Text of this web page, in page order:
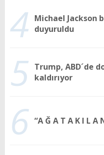
4 Michael Jackson
duyuruldu
5 Trump, ABD´de
kaldırıyor
6 “A Ğ A T A K I L A